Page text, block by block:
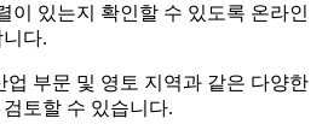
이 있는지 확인할 수 있도록 온라인
다.
업 부문 및 영토 지역과 같은 다양한
토할 수 있습니다.